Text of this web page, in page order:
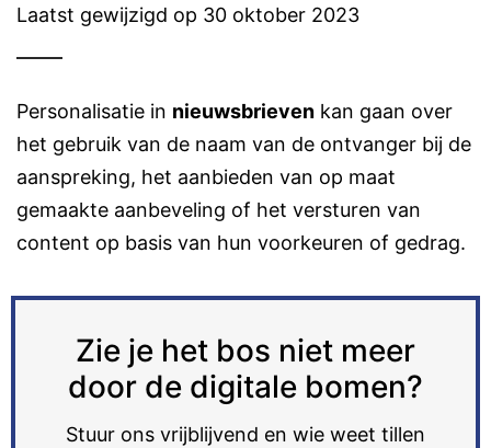
Laatst gewijzigd op 30 oktober 2023
Personalisatie in nieuwsbrieven kan gaan over
het gebruik van de naam van de ontvanger bij de
aanspreking, het aanbieden van op maat
gemaakte aanbeveling of het versturen van
content op basis van hun voorkeuren of gedrag.
Zie je het bos niet meer
door de digitale bomen?
Stuur ons vrijblijvend en wie weet tillen